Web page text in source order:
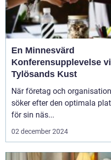
En Minnesvärd
Konferensupplevelse
Tylösands Kust
När företag och
söker efter den optimala
för sin näs...
02 december 2024